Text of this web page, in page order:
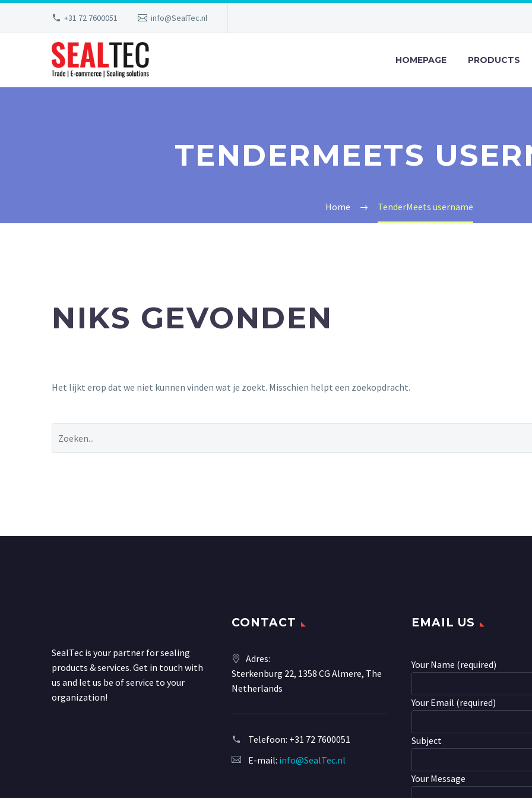
+31 72 7600051 info@SealTec.nl
HOMEPAGE PRODUCTS
TENDERMEETS
Home TenderMeets username
NIKS GEVONDEN
Het lijkt erop dat we niet kunnen vinden wat je zoekt. Misschien helpt een zoekopdracht.
SealTec is your partner for sealing
products & services. Get in touch with
us and let us be of service to your
organization!
CONTACT
Adres:
Sterkenburg 22, 1358 CG Almere, The
Netherlands
Telefoon: +31 72 7600051
E-mail: info@SealTec.nl
EMAIL US
Your Name (required)
Your Email (required)
Subject
Your Message